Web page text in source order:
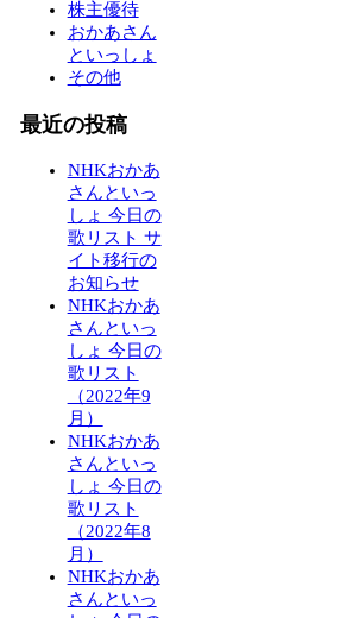
株主優待
おかあさん
といっしょ
その他
最近の投稿
NHKおかあ
さんといっ
しょ 今日の
歌リスト サ
イト移行の
お知らせ
NHKおかあ
さんといっ
しょ 今日の
歌リスト
（2022年9
月）
NHKおかあ
さんといっ
しょ 今日の
歌リスト
（2022年8
月）
NHKおかあ
さんといっ